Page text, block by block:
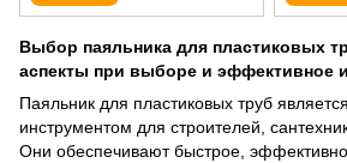
Выбор паяльника для пластиковых
аспекты при выборе и эффективное
Паяльник для пластиковых труб
инструментом для строителей,
Они обеспечивают быстрое,